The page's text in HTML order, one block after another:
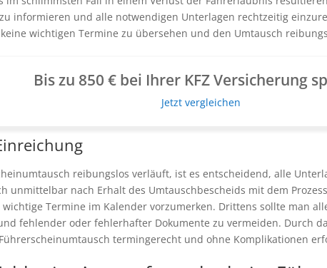
informieren und alle notwendigen Unterlagen rechtzeitig
wichtigen Termine zu übersehen und den Umtausch
Bis zu 850 € bei Ihrer KFZ Versicherung
Jetzt vergleichen
reibungslos verläuft, ist es entscheidend, alle
unmittelbar nach Erhalt des Umtauschbescheids mit dem
Termine im Kalender vorzumerken. Drittens sollte man
fehlender oder fehlerhafter Dokumente zu vermeiden. Durch
termingerecht und ohne Komplikationen